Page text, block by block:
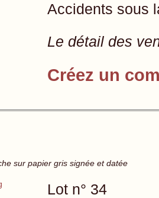
Accidents sous
Le détail des
Créez un
sur papier gris signée et datée
Lot n° 34